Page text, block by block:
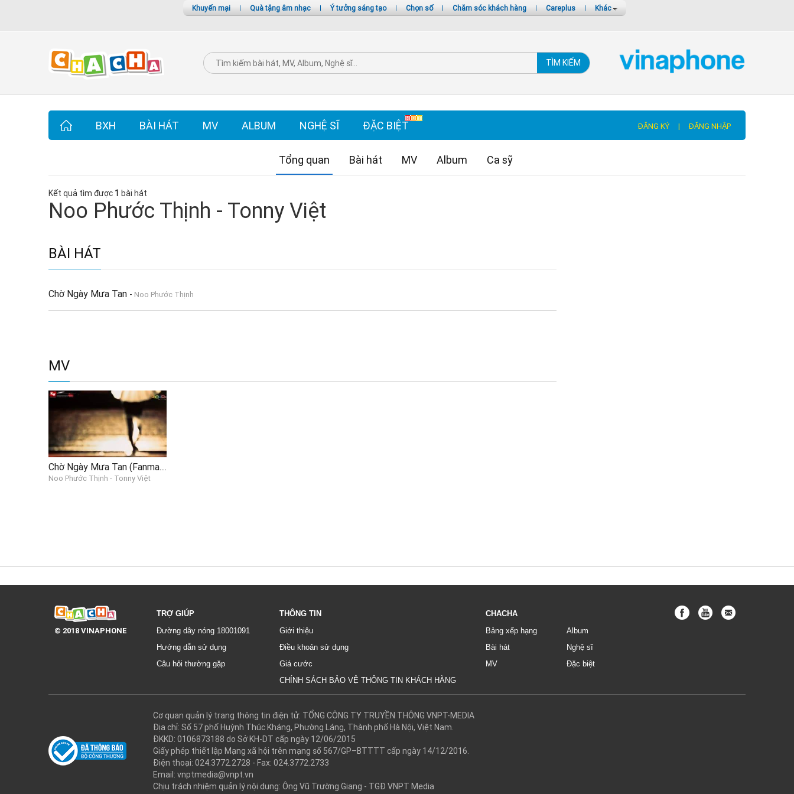
Khuyến mại | Quà tặng âm nhạc | Ý tưởng sáng tạo | Chọn số | Chăm sóc khách hàng | Careplus | Khác
TÌM KIẾM
BXH BÀI HÁT MV ALBUM NGHỆ SĨ ĐẶC BIỆT ĐĂNG KÝ | ĐĂNG NHẬP
Tổng quan Bài hát MV Album Ca sỹ
Kết quả tìm được 1 bài hát
Noo Phước Thịnh - Tonny Việt
BÀI HÁT
Chờ Ngày Mưa Tan - Noo Phước Thịnh
MV
Chờ Ngày Mưa Tan (Fanmade)
Noo Phước Thịnh - Tonny Việt
© 2018 VINAPHONE
TRỢ GIÚP
Đường dây nóng 18001091
Hướng dẫn sử dụng
Câu hỏi thường gặp
THÔNG TIN
Giới thiệu
Điều khoản sử dụng
Giá cước
CHÍNH SÁCH BẢO VỆ THÔNG TIN KHÁCH HÀNG
CHACHA
Bảng xếp hạng
Bài hát
MV
Album
Nghệ sĩ
Đặc biệt
Cơ quan quản lý trang thông tin điện tử: TỔNG CÔNG TY TRUYỀN THÔNG VNPT-MEDIA
Địa chỉ: Số 57 phố Huỳnh Thúc Kháng, Phường Láng, Thành phố Hà Nội, Việt Nam.
ĐKKD: 0106873188 do Sở KH-DT cấp ngày 12/06/2015
Giấy phép thiết lập Mạng xã hội trên mạng số 567/GP–BTTTT cấp ngày 14/12/2016.
Điện thoại: 024.3772.2728 - Fax: 024.3772.2733
Email: vnptmedia@vnpt.vn
Chịu trách nhiệm quản lý nội dung: Ông Vũ Trường Giang - TGĐ VNPT Media